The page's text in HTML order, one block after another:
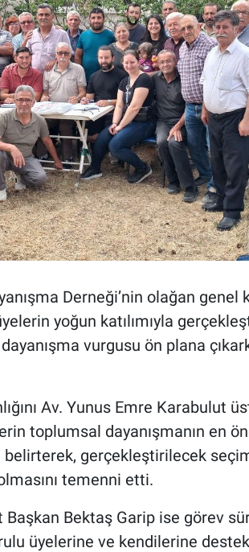
Derneği’nin olağan genel
yoğun katılımıyla
vurgusu ön plana
Av. Yunus Emre Karabulut
toplumsal dayanışmanın en
belirterek, gerçekleştirilecek
temenni etti.
Bektaş Garip ise görev
üyelerine ve kendilerine